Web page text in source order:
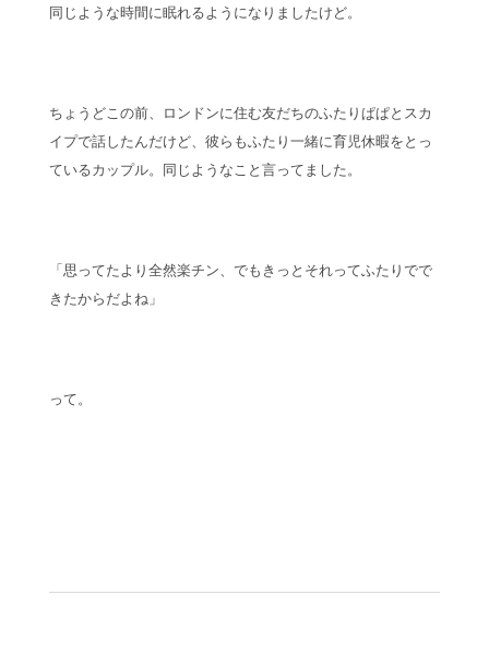
同じような時間に眠れるようになりましたけど。
ちょうどこの前、ロンドンに住む友だちのふたりぱぱとスカ
イプで話したんだけど、彼らもふたり一緒に育児休暇をとっ
ているカップル。同じようなこと言ってました。
「思ってたより全然楽チン、でもきっとそれってふたりでで
きたからだよね」
って。